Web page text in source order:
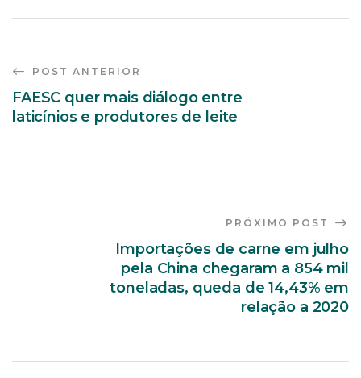
POST ANTERIOR
FAESC quer mais diálogo entre
laticínios e produtores de leite
PRÓXIMO POST
Importações de carne em julho
pela China chegaram a 854 mil
toneladas, queda de 14,43% em
relação a 2020